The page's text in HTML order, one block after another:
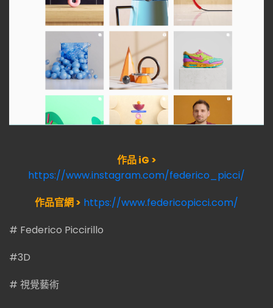
作品 iG >
https://www.instagram.com/federico_picci/
作品官網 > https://www.federicopicci.com/
# Federico Piccirillo
#3D
# 視覺藝術